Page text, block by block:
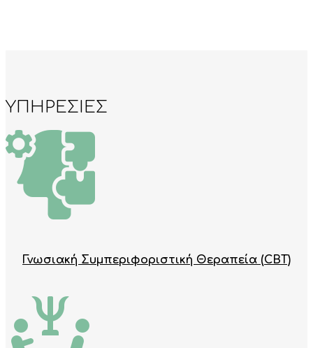
ΥΠΗΡΕΣΙΕΣ
Γνωσιακή Συμπεριφοριστική Θεραπεία (CBT)